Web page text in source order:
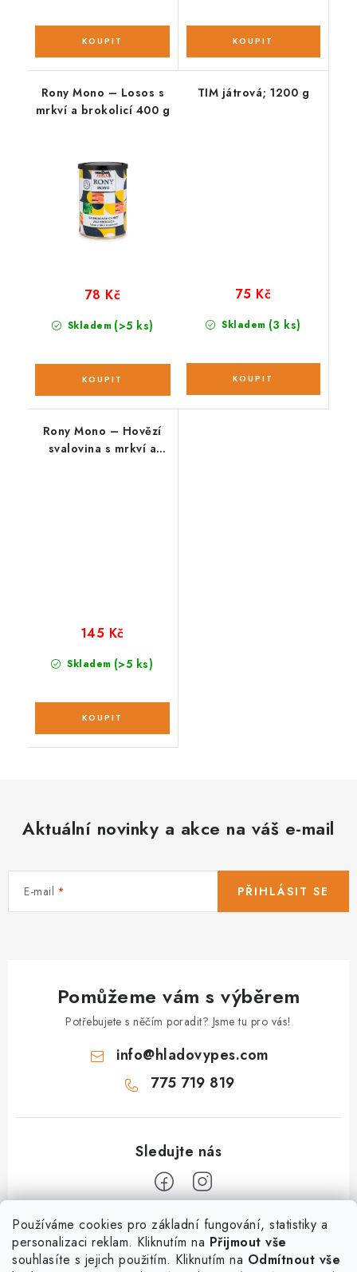
Používáme cookies pro základní fungování, statistiky a
personalizaci reklam. Kliknutím na Přijmout vše
souhlasíte s jejich použitím. Kliknutím na Odmítnout vše
Rony Mono – Losos s
mrkví a brokolicí 400 g
Skladem (>5 ks)
78 Kč
TIM játrová; 1200 g
Skladem (3 ks)
75 Kč
Rony Mono – Hovězí
svalovina s mrkví a
Skladem (>5 ks)
145 Kč
Aktuální novinky a akce na váš e-mail
E-mail PŘIHLÁSIT SE
Pomůžeme vám s výběrem
Potřebujete s něčím poradit? Jsme tu pro vás!
info@hladovypes.com
775 719 819
Informace